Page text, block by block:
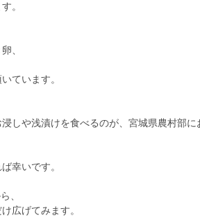
。
、
ています。
しや浅漬けを食べるのが、宮城県農村部に
幸いです。
、
広げてみます。